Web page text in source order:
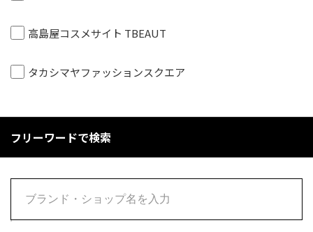
高島屋コスメサイト TBEAUT
タカシマヤファッションスクエア
フリーワードで検索